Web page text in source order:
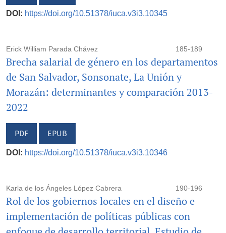
DOI: https://doi.org/10.51378/iuca.v3i3.10345
Erick William Parada Chávez 185-189
Brecha salarial de género en los departamentos
de San Salvador, Sonsonate, La Unión y
Morazán: determinantes y comparación 2013-
2022
PDF EPUB
DOI: https://doi.org/10.51378/iuca.v3i3.10346
Karla de los Ángeles López Cabrera 190-196
Rol de los gobiernos locales en el diseño e
implementación de políticas públicas con